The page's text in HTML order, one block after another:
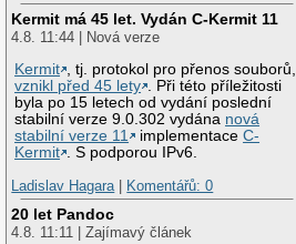
Kermit má 45 let. Vydán C-Kermit 11
4.8. 11:44 | Nová verze
Kermit , tj. protokol pro přenos souborů,
vznikl před 45 lety . Při této příležitosti
byla po 15 letech od vydání poslední
stabilní verze 9.0.302 vydána nová
stabilní verze 11
implementaceC-
Kermit . S podporou IPv6.
Ladislav Hagara | Komentářů: 0
20 let Pandoc
4.8. 11:11 | Zajímavý článek